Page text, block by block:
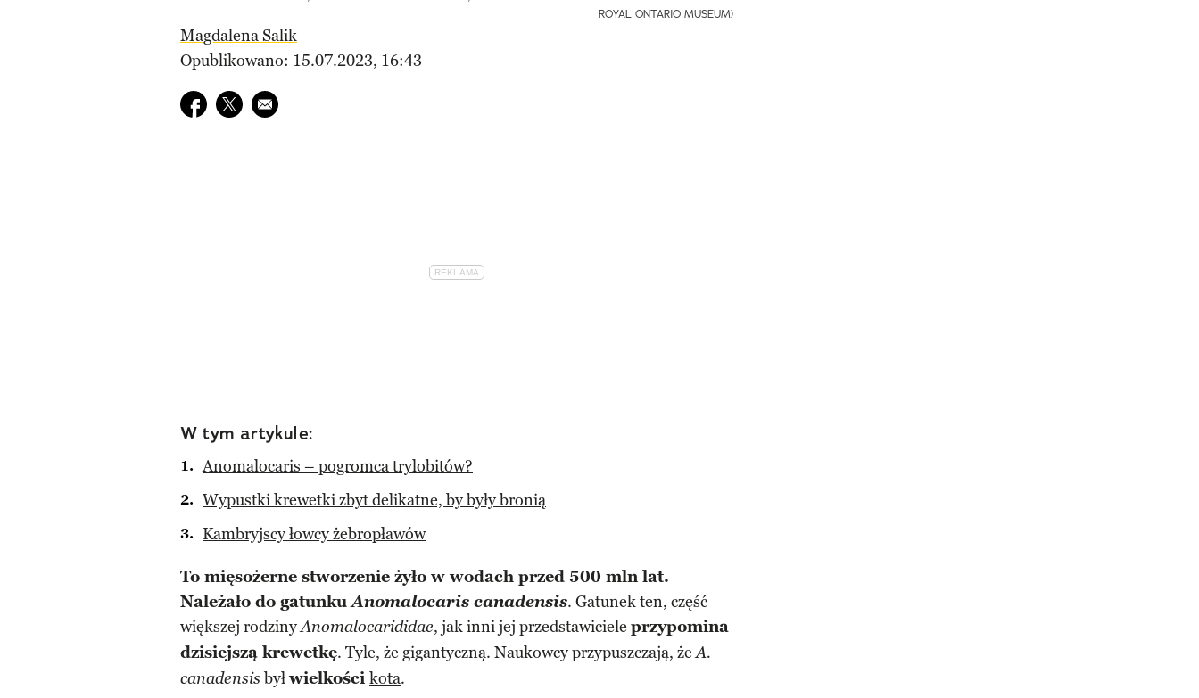
ROYAL ONTARIO MUSEUM)
Magdalena Salik
Opublikowano: 15.07.2023, 16:43
Udostępnij na facebook
Udostępnij na twitter
E-mail do przyjaciela
W tym artykule:
Anomalocaris – pogromca trylobitów?
Wypustki krewetki zbyt delikatne, by były bronią
Kambryjscy łowcy żebropławów
To mięsożerne stworzenie żyło w wodach przed 500 mln lat.
Należało do gatunkuAnomalocaris canadensis. Gatunek ten, część
większej rodzinyAnomalocarididae, jak inni jej przedstawiciele przypomina
dzisiejszą krewetkę. Tyle, że gigantyczną. Naukowcy przypuszczają, żeA.
canadensisbyłwielkości kota.